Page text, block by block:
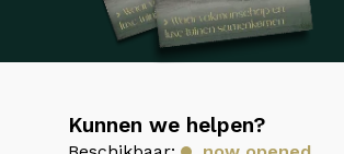
Kunnen we helpen?